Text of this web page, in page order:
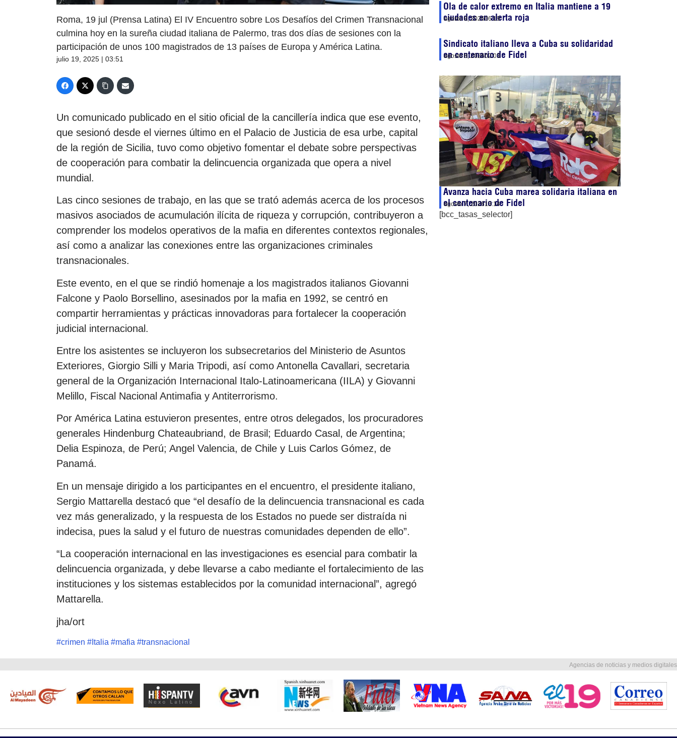
Roma, 19 jul (Prensa Latina) El IV Encuentro sobre Los Desafíos del Crimen Transnacional
culmina hoy en la sureña ciudad italiana de Palermo, tras dos días de sesiones con la
participación de unos 100 magistrados de 13 países de Europa y América Latina.
julio 19, 2025 | 03:51
Un comunicado publicado en el sitio oficial de la cancillería indica que ese evento,
que sesionó desde el viernes último en el Palacio de Justicia de esa urbe, capital
de la región de Sicilia, tuvo como objetivo fomentar el debate sobre perspectivas
de cooperación para combatir la delincuencia organizada que opera a nivel
mundial.
Las cinco sesiones de trabajo, en las que se trató además acerca de los procesos
masivos asociados de acumulación ilícita de riqueza y corrupción, contribuyeron a
comprender los modelos operativos de la mafia en diferentes contextos regionales,
así como a analizar las conexiones entre las organizaciones criminales
transnacionales.
Este evento, en el que se rindió homenaje a los magistrados italianos Giovanni
Falcone y Paolo Borsellino, asesinados por la mafia en 1992, se centró en
compartir herramientas y prácticas innovadoras para fortalecer la cooperación
judicial internacional.
Entre los asistentes se incluyeron los subsecretarios del Ministerio de Asuntos
Exteriores, Giorgio Silli y Maria Tripodi, así como Antonella Cavallari, secretaria
general de la Organización Internacional Italo-Latinoamericana (IILA) y Giovanni
Melillo, Fiscal Nacional Antimafia y Antiterrorismo.
Por América Latina estuvieron presentes, entre otros delegados, los procuradores
generales Hindenburg Chateaubriand, de Brasil; Eduardo Casal, de Argentina;
Delia Espinoza, de Perú; Angel Valencia, de Chile y Luis Carlos Gómez, de
Panamá.
En un mensaje dirigido a los participantes en el encuentro, el presidente italiano,
Sergio Mattarella destacó que “el desafío de la delincuencia transnacional es cada
vez más generalizado, y la respuesta de los Estados no puede ser distraída ni
indecisa, pues la salud y el futuro de nuestras comunidades dependen de ello”.
“La cooperación internacional en las investigaciones es esencial para combatir la
delincuencia organizada, y debe llevarse a cabo mediante el fortalecimiento de las
instituciones y los sistemas establecidos por la comunidad internacional”, agregó
Mattarella.
jha/ort
#crimen # Italia #mafia #transnacional
Ola de calor extremo en Italia mantiene a 19
ciudades en alerta roja
agosto 8, 202606:19
Sindicato italiano lleva a Cuba su solidaridad
en centenario de Fidel
agosto 8, 202602:03
Avanza hacia Cuba marea solidaria italiana en
el centenario de Fidel
agosto 7, 202613:14
[bcc_tasas_selector]
Agencias de noticias y medios digitales